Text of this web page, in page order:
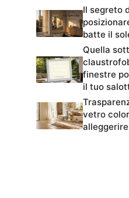
Il segreto
batte il
Quella
finestre
il tuo
vetro
alleggerire